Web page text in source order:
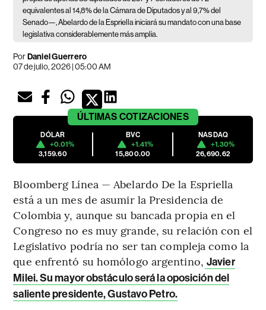
equivalentes al 14,8% de la Cámara de Diputados y al 9,7% del
Senado—, Abelardo de la Espriella iniciará su mandato con una base
legislativa considerablemente más amplia.
PorDaniel Guerrero
07 de julio, 2026 | 05:00 AM
ÚLTIMAS COTIZACIONES
DÓLAR
+0.01%
3,159.60
BVC
+1.41%
15,800.00
NASDAQ
+1.30%
26,690.62
Bloomberg Línea — Abelardo De la Espriella
está a un mes de asumir la Presidencia de
Colombia y, aunque su bancada propia en el
Congreso no es muy grande, su relación con el
Legislativo podría no ser tan compleja como la
que enfrentó su homólogo argentino, Javier
Milei. Su mayor obstáculo será la oposición del
saliente presidente, Gustavo Petro.